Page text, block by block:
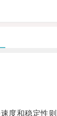
和稳定性则